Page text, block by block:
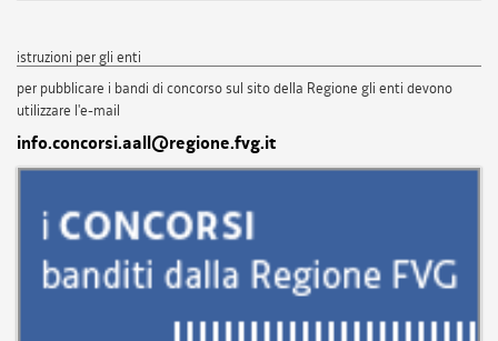
istruzioni per gli enti
per pubblicare i bandi di concorso sul sito della Regione gli enti devono
utilizzare l'e-mail
info.concorsi.aall@regione.fvg.it